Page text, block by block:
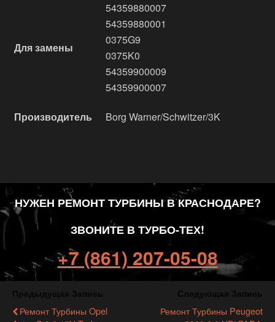
Для замены
54359880007
54359880001
0375G9
0375K0
54359900009
54359900007
Производитель Borg Warner/Schwitzer/3K
НУЖЕН РЕМОНТ ТУРБИНЫ В КРАСНОДАРЕ?
ЗВОНИТЕ В ТУРБО-ТЕХ!
+7 (861) 207-05-08
Ремонт Турбины Opel
Ремонт Турбины Peugeot